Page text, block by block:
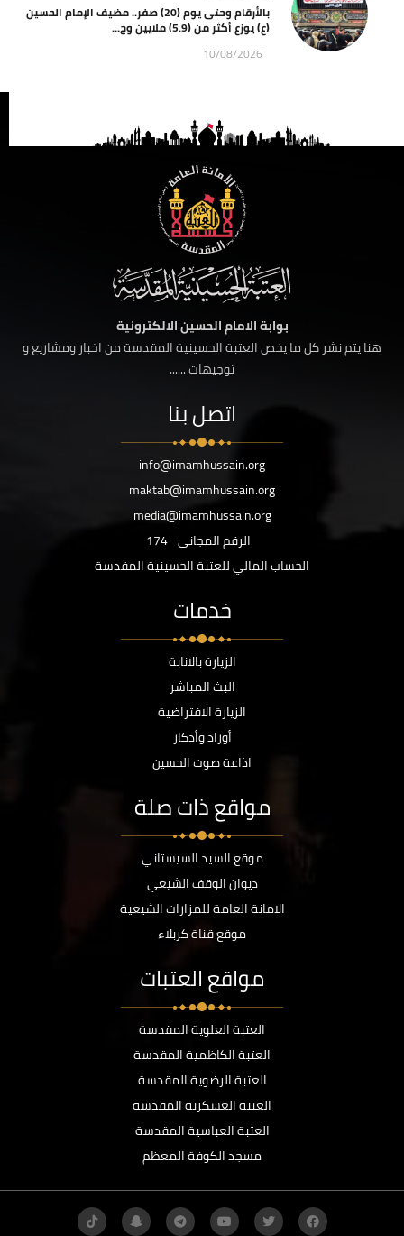
بالأرقام وحتى يوم (20) صفر.. مضيف الإمام الحسين
(ع) يوزع أكثر من (5.9) ملايين وج...
10/08/2026
بوابة الامام الحسين الالكترونية
هنا يتم نشر كل ما يخص العتبة الحسينية المقدسة من اخبار ومشاريع و
توجيهات ......
اتصل بنا
info@imamhussain.org
maktab@imamhussain.org
media@imamhussain.org
الرقم المجاني 174
الحساب المالي للعتبة الحسينية المقدسة
خدمات
الزيارة بالانابة
البث المباشر
الزيارة الافتراضية
أوراد وأذكار
اذاعة صوت الحسين
مواقع ذات صلة
موقع السيد السيستاني
ديوان الوقف الشيعي
الامانة العامة للمزارات الشيعية
موقع قناة كربلاء
مواقع العتبات
العتبة العلوية المقدسة
العتبة الكاظمية المقدسة
العتبة الرضوية المقدسة
العتبة العسكرية المقدسة
العتبة العباسية المقدسة
مسجد الكوفة المعظم